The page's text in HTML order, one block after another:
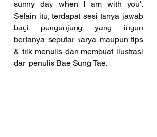
sunny day when I am with you'.
Selain itu, terdapat sesi tanya jawab
bagi pengunjung yang ingun
bertanya seputar karya maupun tips
& trik menulis dan membuat ilustrasi
dari penulis Bae Sung Tae.